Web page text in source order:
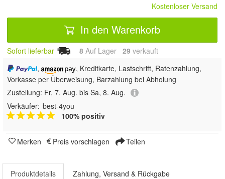
Kostenloser Versand
In den Warenkorb
Sofort lieferbar 8 Auf Lager 29 verkauft
,
, Kreditkarte, Lastschrift, Ratenzahlung,
Vorkasse per Überweisung, Barzahlung bei Abholung
Zustellung: Fr, 7. Aug. bis Sa, 8. Aug.
Verkäufer: best-4you
100% positiv
Merken Preis vorschlagen Teilen
Produktdetails Zahlung, Versand & Rückgabe